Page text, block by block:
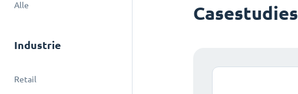
Alle
Industrie
Retail
Casestudies